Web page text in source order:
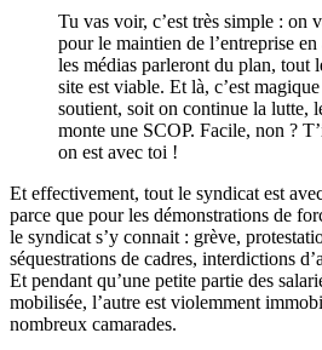
Tu vas voir, c’est très simple : on
pour le maintien de l’entreprise
les médias parleront du plan, tout
site est viable. Et là, c’est
soutient, soit on continue la lutte,
monte une SCOP. Facile, non ?
on est avec toi !
Et effectivement, tout le syndicat est
parce que pour les démonstrations de
le syndicat s’y connait : grève,
séquestrations de cadres, interdictions
Et pendant qu’une petite partie des
mobilisée, l’autre est violemment
nombreux camarades.